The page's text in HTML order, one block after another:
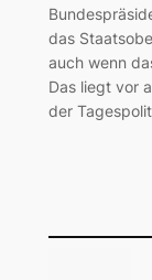
das
auch wenn
Das liegt vor
der